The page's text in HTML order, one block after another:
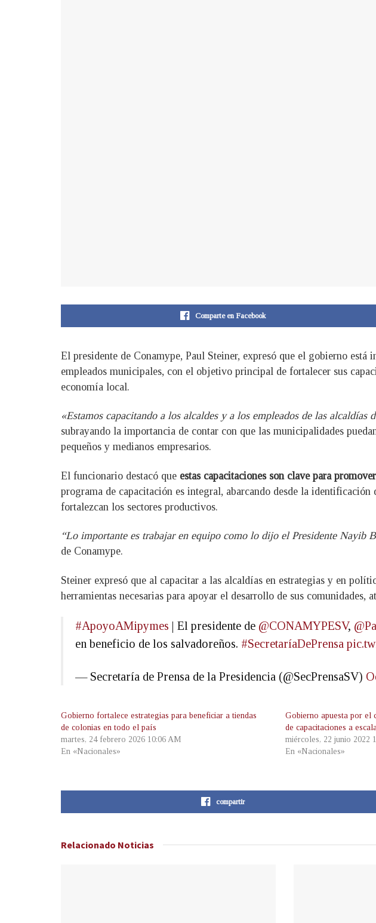
Comparte en Facebook
El presidente de Conamype, Paul Steiner, expresó que el gobierno
empleados municipales, con el objetivo principal de fortalecer sus
economía local.
«Estamos capacitando a los alcaldes y a los empleados de las
subrayando la importancia de contar con que las municipalidades
pequeños y medianos empresarios.
El funcionario destacó que estas capacitaciones son clave para
programa de capacitación es integral, abarcando desde la
fortalezcan los sectores productivos.
“Lo importante es trabajar en equipo como lo dijo el Presidente Nayib
de Conamype.
Steiner expresó que al capacitar a las alcaldías en estrategias y en
herramientas necesarias para apoyar el desarrollo de sus
#ApoyoAMipymes | El presidente de @CONAMYPESV,
en beneficio de los salvadoreños. #SecretaríaDePrensa
— Secretaría de Prensa de la Presidencia (@SecPrensaSV)
Gobierno fortalece estrategias para beneficiar a tiendas
de colonias en todo el país
martes, 24 febrero 2026 10:06 AM
En «Nacionales»
Gobierno apuesta por el
de capacitaciones a
miércoles, 22 junio 2022
En «Nacionales»
compartir
Relacionado Noticias